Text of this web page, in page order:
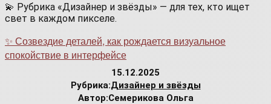
💫 Рубрика «Дизайнер и звёзды» — для тех, кто ищет
свет в каждом пикселе.
✨ Созвездие деталей, как рождается визуальное
спокойствие в интерфейсе
15.12.2025
Рубрика:Дизайнер и звёзды
Автор:Семерикова Ольга